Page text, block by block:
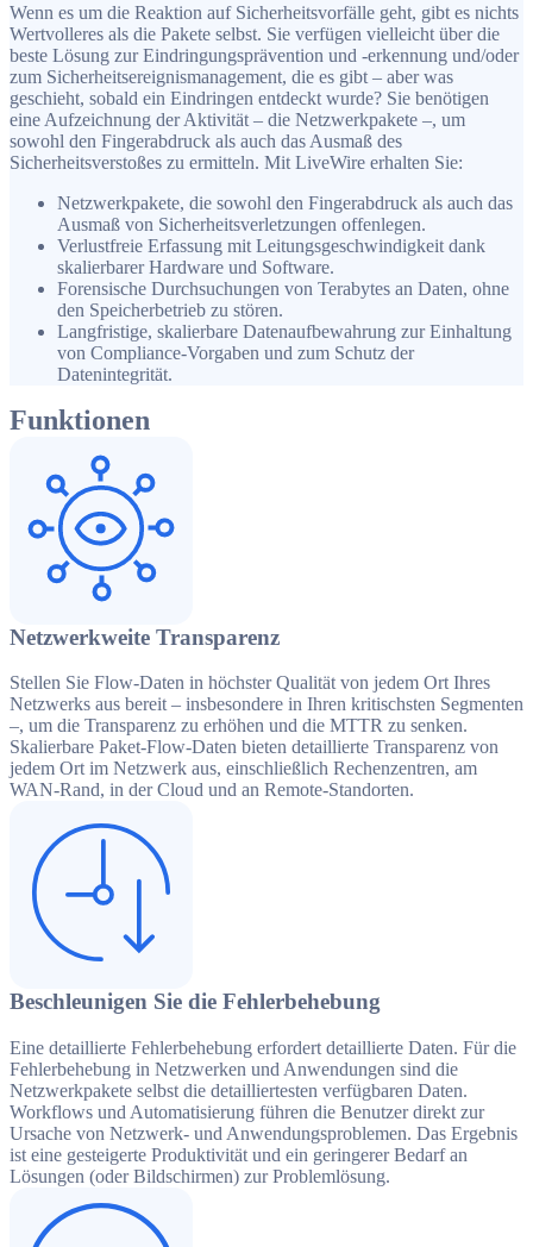
Wenn es um die Reaktion auf Sicherheitsvorfälle geht, gibt es nichts
Wertvolleres als die Pakete selbst. Sie verfügen vielleicht über die
beste Lösung zur Eindringungsprävention und -erkennung und/oder
zum Sicherheitsereignismanagement, die es gibt – aber was
geschieht, sobald ein Eindringen entdeckt wurde? Sie benötigen
eine Aufzeichnung der Aktivität – die Netzwerkpakete –, um
sowohl den Fingerabdruck als auch das Ausmaß des
Sicherheitsverstoßes zu ermitteln. Mit LiveWire erhalten Sie:
Netzwerkpakete, die sowohl den Fingerabdruck als auch das
Ausmaß von Sicherheitsverletzungen offenlegen.
Verlustfreie Erfassung mit Leitungsgeschwindigkeit dank
skalierbarer Hardware und Software.
Forensische Durchsuchungen von Terabytes an Daten, ohne
den Speicherbetrieb zu stören.
Langfristige, skalierbare Datenaufbewahrung zur Einhaltung
von Compliance-Vorgaben und zum Schutz der
Datenintegrität.
Funktionen
Netzwerkweite Transparenz
Stellen Sie Flow-Daten in höchster Qualität von jedem Ort Ihres
Netzwerks aus bereit – insbesondere in Ihren kritischsten Segmenten
–, um die Transparenz zu erhöhen und die MTTR zu senken.
Skalierbare Paket-Flow-Daten bieten detaillierte Transparenz von
jedem Ort im Netzwerk aus, einschließlich Rechenzentren, am
WAN-Rand, in der Cloud und an Remote-Standorten.
Beschleunigen Sie die Fehlerbehebung
Eine detaillierte Fehlerbehebung erfordert detaillierte Daten. Für die
Fehlerbehebung in Netzwerken und Anwendungen sind die
Netzwerkpakete selbst die detailliertesten verfügbaren Daten.
Workflows und Automatisierung führen die Benutzer direkt zur
Ursache von Netzwerk- und Anwendungsproblemen. Das Ergebnis
ist eine gesteigerte Produktivität und ein geringerer Bedarf an
Lösungen (oder Bildschirmen) zur Problemlösung.